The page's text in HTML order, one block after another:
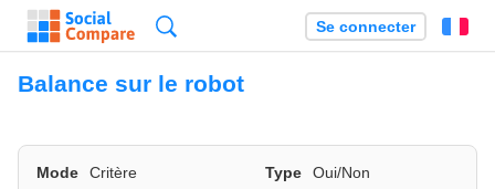
Se connecter
Balance sur le robot
Mode Critère Type
Oui/Non